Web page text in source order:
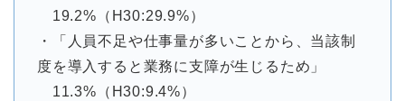
19.2%（H30:29.9%）
・「人員不足や仕事量が多いことから、当該制
度を導入すると業務に支障が生じるため」
11.3%（H30:9.4%）